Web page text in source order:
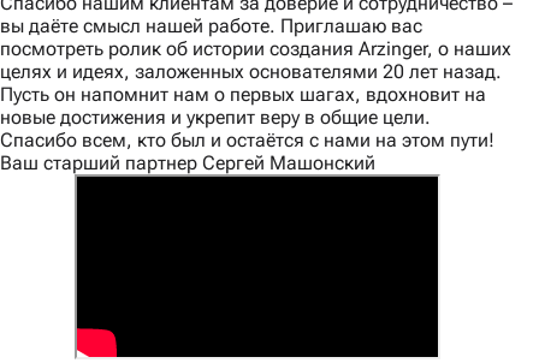
вы даёте смысл нашей работе. Приглашаю вас
посмотреть ролик об истории создания Arzinger, о наших
целях и идеях, заложенных основателями 20 лет назад.
Пусть он напомнит нам о первых шагах, вдохновит на
новые достижения и укрепит веру в общие цели.
Спасибо всем, кто был и остаётся с нами на этом пути!
Ваш старший партнер Сергей Машонский